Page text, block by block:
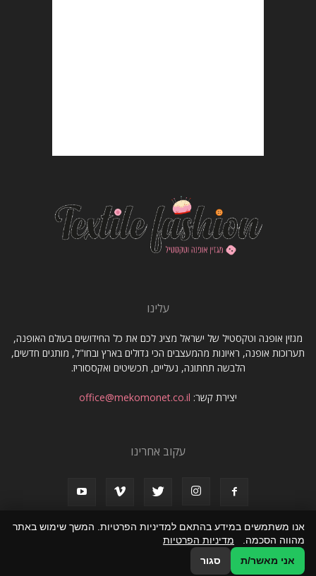
עלינו
מגזין אופנה וטקסטיל של ישראל מציג לכם את כל החידושים בעולם האופנה,
תערוכות אופנה, ראיונות מהמעצבים הכי גדולים בארץ ובחו"ל, מותגים חדשים,
הלבשה תחתונה, נעליים, תכשיטים ואקססוריז.
יצירת קשר: office@mekomonet.co.il
עקוב אחרינו
תמיכה פרסמו אצלנו
© כל הזכויות שמורות שמורות למגזין אופנה וטקסטיל של ישראל
אנו משתמשים במידע בהתאם למדיניות הפרטיות. המשך שימוש באתר
מהווה הסכמה. מדיניות הפרטיות
אני מאשר/ת
סגור